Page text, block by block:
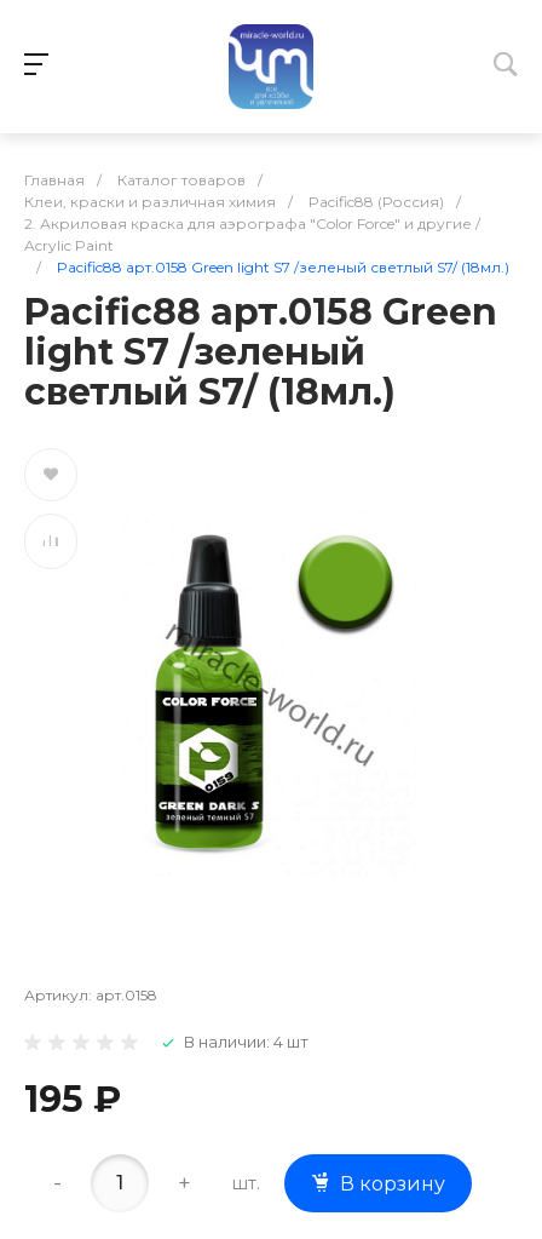
Главная / Каталог товаров
/
Клеи, краски и различная химия
/ Pacific88 (Россия)
/
2. Акриловая краска для аэрографа "Color Force" и другие /
Acrylic Paint
/
Pacific88 арт.0158 Green light S7 /зеленый светлый S7/ (18мл.)
Pacific88 арт.0158 Green
light S7 /зеленый
светлый S7/ (18мл.)
Артикул: арт.0158
В наличии: 4 шт
195 ₽
- + шт. В корзину